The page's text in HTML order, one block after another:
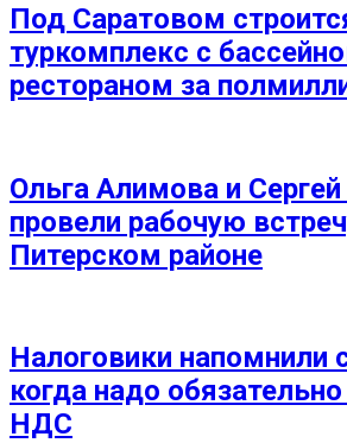
Под Саратовом
туркомплекс с
рестораном за
Ольга Алимова и
провели рабочую
Питерском районе
Налоговики напомнили
когда надо
НДС